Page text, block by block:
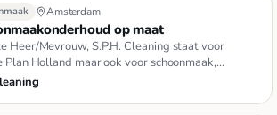
Amsterdam
op maat
Heer/Mevrouw, S.P.H. Cleaning staat voor
Plan Holland maar ook voor schoonmaak,
en dienstverle…